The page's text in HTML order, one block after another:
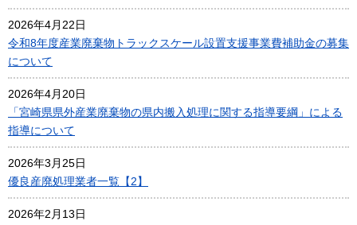
2026年4月22日
令和8年度産業廃棄物トラックスケール設置支援事業費補助金の募集
について
2026年4月20日
「宮崎県県外産業廃棄物の県内搬入処理に関する指導要綱」による
指導について
2026年3月25日
優良産廃処理業者一覧【2】
2026年2月13日